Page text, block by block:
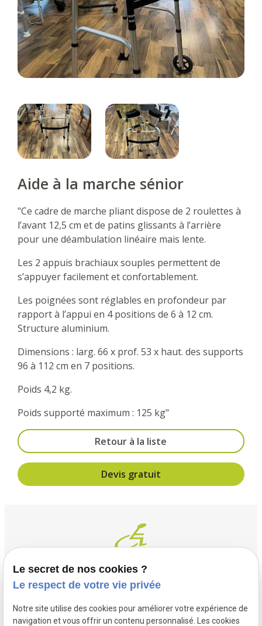
Aide à la marche sénior
"Ce cadre de marche pliant dispose de 2 roulettes à
l’avant 12,5 cm et de patins glissants à l’arrière
pour une déambulation linéaire mais lente.
Les 2 appuis brachiaux souples permettent de
s’appuyer facilement et confortablement.
Les poignées sont réglables en profondeur par
rapport à l’appui en 4 positions de 6 à 12 cm.
Structure aluminium.
Dimensions : larg. 66 x prof. 53 x haut. des supports
96 à 112 cm en 7 positions.
Poids 4,2 kg.
Poids supporté maximum : 125 kg"
Retour à la liste
Devis gratuit
Contact
03 20 32 97 37
1 Place Saint Piat
Le secret de nos cookies ?
Le respect de votre vie privée
Notre site utilise des cookies pour améliorer votre expérience de
navigation et vous offrir un contenu personnalisé. Les cookies